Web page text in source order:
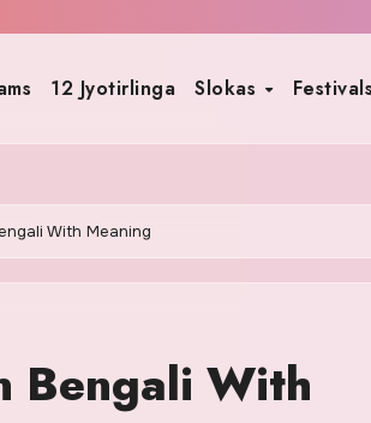
12 Jyotirlinga Slokas Festivals
With Meaning
Bengali With